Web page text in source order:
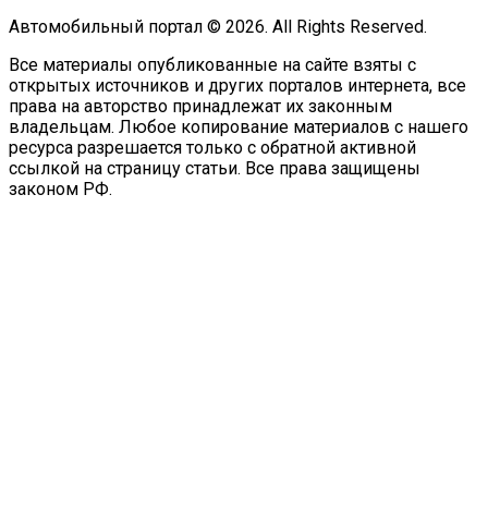
Автомобильный портал © 2026. All Rights Reserved.
Все материалы опубликованные на сайте взяты с
открытых источников и других порталов интернета, все
права на авторство принадлежат их законным
владельцам. Любое копирование материалов с нашего
ресурса разрешается только с обратной активной
ссылкой на страницу статьи. Все права защищены
законом РФ.